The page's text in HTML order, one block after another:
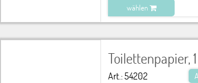
wählen
zu Warenkorb hinzugefügt.
Art.: 54202